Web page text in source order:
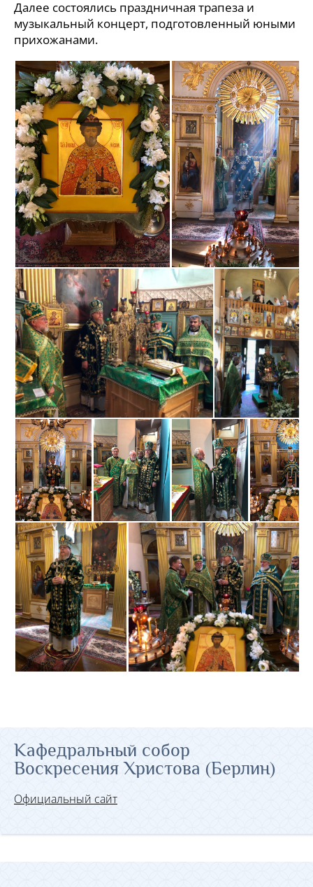
Далее состоялись праздничная трапеза и
музыкальный концерт, подготовленный юными
прихожанами.
Кафедральный собор
Воскресения Христова (Берлин)
Официальный сайт